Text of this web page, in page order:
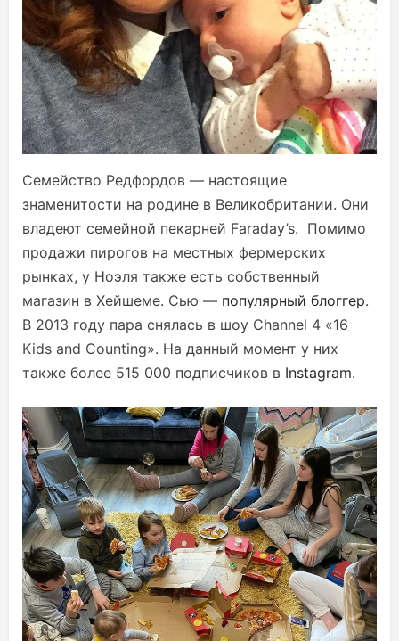
Семейство Редфордов — настоящие
знаменитости на родине в Великобритании. Они
владеют семейной пекарней Faraday’s. Помимо
продажи пирогов на местных фермерских
рынках, у Ноэля также есть собственный
магазин в Хейшеме. Сью — популярный блоггер.
В 2013 году пара снялась в шоу Channel 4 «16
Kids and Counting». На данный момент у них
также более 515 000 подписчиков в Instagram.